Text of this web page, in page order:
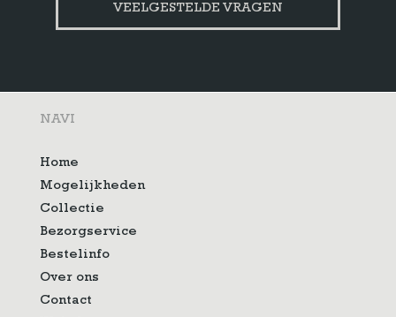
VEELGESTELDE VRAGEN
NAVI
Home
Mogelijkheden
Collectie
Bezorgservice
Bestelinfo
Over ons
Contact